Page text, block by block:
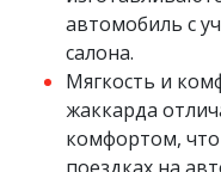
автомобиль с
салона.
Мягкость и
жаккарда
комфортом,